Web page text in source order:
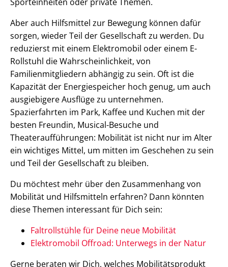
Aber auch Hilfsmittel zur Bewegung können dafür
sorgen, wieder Teil der Gesellschaft zu werden. Du
reduzierst mit einem Elektromobil oder einem E-
Rollstuhl die Wahrscheinlichkeit, von
Familienmitgliedern abhängig zu sein. Oft ist die
Kapazität der Energiespeicher hoch genug, um auch
ausgiebigere Ausflüge zu unternehmen.
Spazierfahrten im Park, Kaffee und Kuchen mit der
besten Freundin, Musical-Besuche und
Theateraufführungen: Mobilität ist nicht nur im Alter
ein wichtiges Mittel, um mitten im Geschehen zu sein
und Teil der Gesellschaft zu bleiben.
Du möchtest mehr über den Zusammenhang von
Mobilität und Hilfsmitteln erfahren? Dann könnten
diese Themen interessant für Dich sein:
Faltrollstühle für Deine neue Mobilität
Elektromobil Offroad: Unterwegs in der Natur
Gerne beraten wir Dich, welches Mobilitätsprodukt